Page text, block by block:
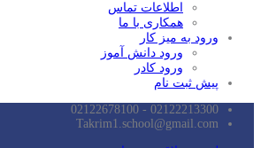
اطلاعات تماس
همکاری با ما
ورود به میز کار
ورود دانش آموز
ورود کادر
پیش ثبت نام
02122213300 - 02122678100
Takrim1.school@gmail.com